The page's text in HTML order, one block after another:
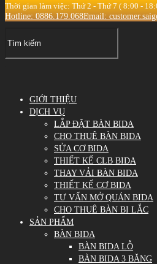
Thời gian làm việc: Thứ 2 - Thứ 7 ( 8:00 -
Hotline: 0886.179.068Email:
GIỚI THIỆU
DỊCH VỤ
LẮP ĐẶT BÀN BIDA
CHO THUÊ BÀN BIDA
SỬA CƠ BIDA
THIẾT KẾ CLB BIDA
THAY VẢI BÀN BIDA
THIẾT KẾ CƠ BIDA
TƯ VẤN MỞ QUÁN BIDA
CHO THUÊ BÀN BI LẮC
SẢN PHẨM
BÀN BIDA
BÀN BIDA LỖ
BÀN BIDA 3 BĂNG